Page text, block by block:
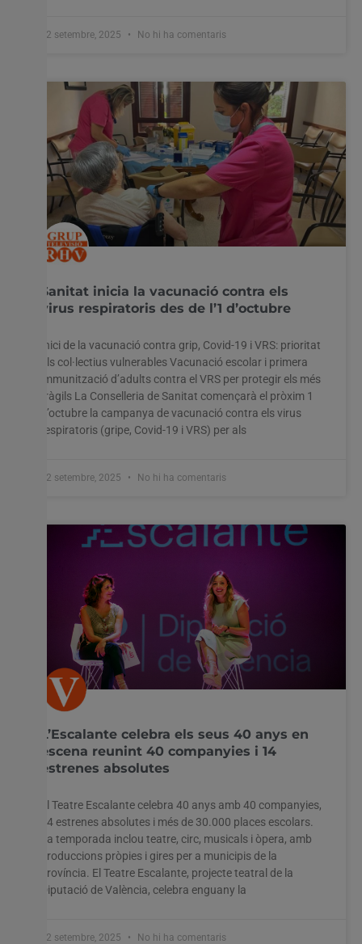
12 setembre, 2025 No hi ha comentaris
Sanitat inicia la vacunació contra els
virus respiratoris des de l’1 d’octubre
Inici de la vacunació contra grip, Covid-19 i VRS: prioritat
als col·lectius vulnerables Vacunació escolar i primera
immunització d’adults contra el VRS per protegir els més
fràgils La Conselleria de Sanitat començarà el pròxim 1
d’octubre la campanya de vacunació contra els virus
respiratoris (gripe, Covid-19 i VRS) per als
12 setembre, 2025 No hi ha comentaris
L’Escalante celebra els seus 40 anys en
escena reunint 40 companyies i 14
estrenes absolutes
El Teatre Escalante celebra 40 anys amb 40 companyies,
14 estrenes absolutes i més de 30.000 places escolars.
La temporada inclou teatre, circ, musicals i òpera, amb
produccions pròpies i gires per a municipis de la
província. El Teatre Escalante, projecte teatral de la
Diputació de València, celebra enguany la
12 setembre, 2025 No hi ha comentaris